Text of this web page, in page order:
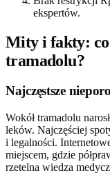
ekspertów.
Mity i fakty: co
tramadolu?
Najczęstsze
Wokół tramadolu
leków. Najczęściej
i legalności.
miejscem, gdzie
rzetelna wiedza